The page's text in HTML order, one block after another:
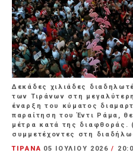
Δεκάδες χιλιάδες
των Τιράνων στη
έναρξη του κύματος
παραίτηση του Έντι Ράμα,
μέτρα κατά της
συμμετέχοντες στη
ΤΙΡΑΝΑ 05 ΙΟΥΛΊΟΥ 2026/